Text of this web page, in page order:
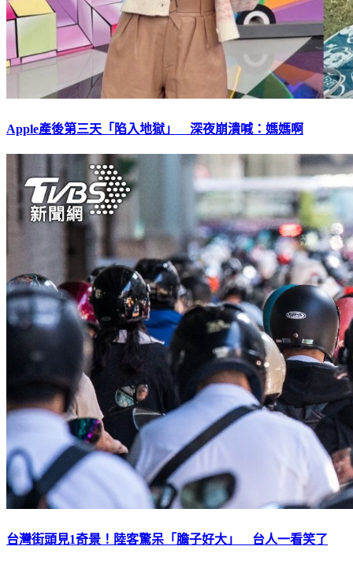
Apple產後第三天「陷入地獄」 深夜崩潰喊：媽媽啊
台灣街頭見1奇景！陸客驚呆「膽子好大」 台人一看笑了